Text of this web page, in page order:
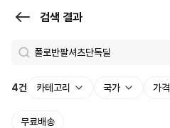
검색 결과
과4건 카테고리 국가 가격
무료배송